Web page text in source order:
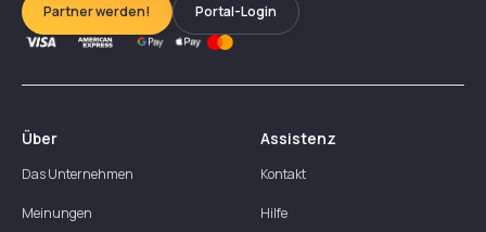
Partner werden! Portal-Login
Über
Das Unternehmen
Meinungen
Assistenz
Kontakt
Hilfe